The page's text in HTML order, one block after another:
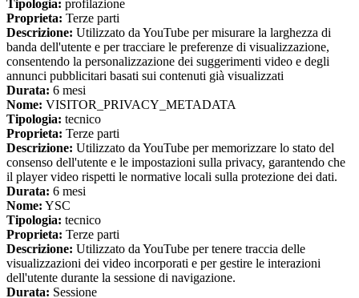
Tipologia: profilazione
Proprieta: Terze parti
Descrizione: Utilizzato da YouTube per misurare la larghezza di
banda dell'utente e per tracciare le preferenze di visualizzazione,
consentendo la personalizzazione dei suggerimenti video e degli
annunci pubblicitari basati sui contenuti già visualizzati
Durata: 6 mesi
Nome: VISITOR_PRIVACY_METADATA
Tipologia: tecnico
Proprieta: Terze parti
Descrizione: Utilizzato da YouTube per memorizzare lo stato del
consenso dell'utente e le impostazioni sulla privacy, garantendo che
il player video rispetti le normative locali sulla protezione dei dati.
Durata: 6 mesi
Nome: YSC
Tipologia: tecnico
Proprieta: Terze parti
Descrizione: Utilizzato da YouTube per tenere traccia delle
visualizzazioni dei video incorporati e per gestire le interazioni
dell'utente durante la sessione di navigazione.
Durata: Sessione